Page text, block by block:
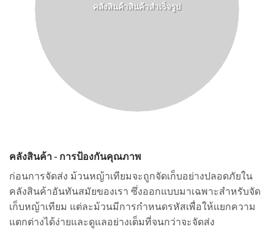
คลังสินค้าสินค้าสำเร็จรูป
คลังสินค้า - การป้องกันคุณภาพ
ก่อนการจัดส่ง ม้วนหญ้าเทียมจะถูกจัดเก็บอย่างปลอดภัยใน
คลังสินค้าอันทันสมัยของเรา ซึ่งออกแบบมาเฉพาะสำหรับจัด
เก็บหญ้าเทียม แต่ละม้วนมีการกำหนดรหัสเพื่อให้แยกความ
แตกต่างได้ง่ายและดูแลอย่างเต็มที่จนกว่าจะจัดส่ง